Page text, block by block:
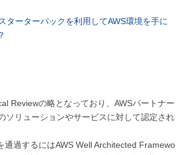
ターターパックを利用してAWS環境を手に
Reviewの略となっており、AWSパートナー
ソリューションやサービスに対して認定され
通過するにはAWS Well Architected Framewo